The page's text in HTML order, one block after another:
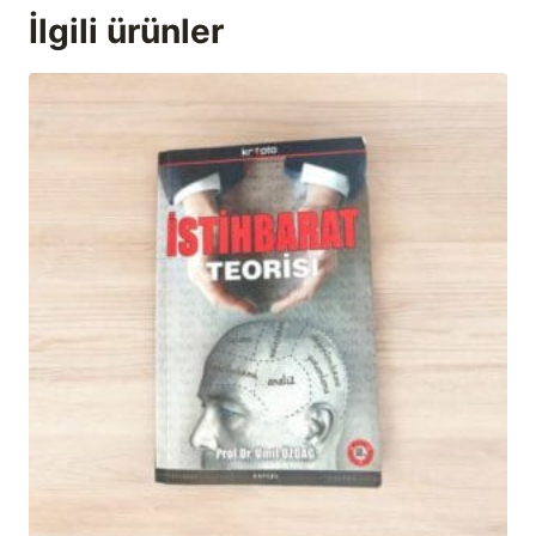
İlgili ürünler